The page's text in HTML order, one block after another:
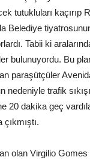
tutukluları kaçırıp
Belediye
Tabii ki
bulunuyordu. Bu
paraşütçüler
nedeniyle trafik
20 dakika geç
olan Virgilio Gomes